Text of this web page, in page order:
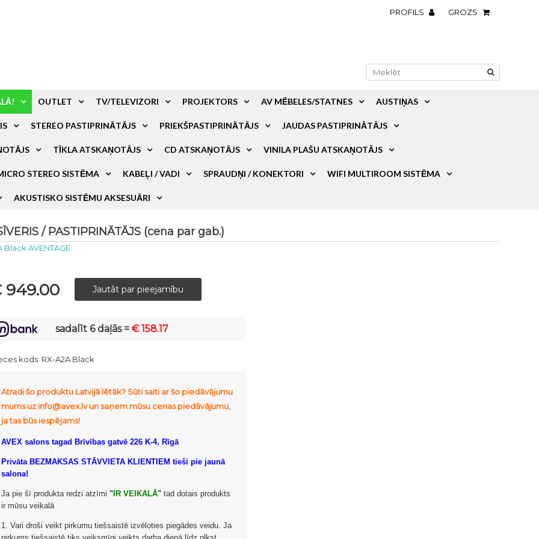
PROFILS GROZS
OUTLET TV/TELEVIZORI PROJEKTORS AV MĒBELES/STATNES AUSTIŅAS
STEREO PASTIPRINĀTĀJS PRIEKŠPASTIPRINĀTĀJS JAUDAS PASTIPRINĀTĀJS
TĪKLA ATSKAŅOTĀJS CD ATSKAŅOTĀJS VINILA PLAŠU ATSKAŅOTĀJS
STEREO SISTĒMA KABEĻI / VADI SPRAUDŅI / KONEKTORI WIFI MULTIROOM SISTĒMA
AKUSTISKO SISTĒMU AKSESUĀRI
/ PASTIPRINĀTĀJS (cena par gab.)
Black AVENTAGE
949.00
sadalīt 6 daļās =€ 158.17
kods: RX-A2A Black
Atradi šo produktu Latvijā lētāk? Sūti saiti ar šo piedāvājumu
mums uz info@avex.lv un saņem mūsu cenas piedāvājumu,
ja tas būs iespējams!
AVEX salons tagad Brīvības gatvē 226 K-4, Rīgā
Privāta BEZMAKSAS STĀVVIETA KLIENTIEM tieši pie jaunā
salona!
Ja pie šī produkta redzi atzīmi " IR VEIKALĀ" tad dotais produkts
ir mūsu veikalā
1. Vari droši veikt pirkumu tiešsaistē izvēloties piegādes veidu. Ja